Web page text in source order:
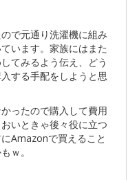
で元通り洗濯機に組み
います。家族にはまた
てみるよう伝え、どう
する手配をしようと思
ったので購入して費用
いときゃ後々役に立つ
Amazonで買えること
ｗ。